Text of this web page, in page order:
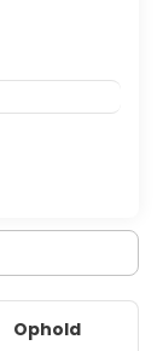
Ophold